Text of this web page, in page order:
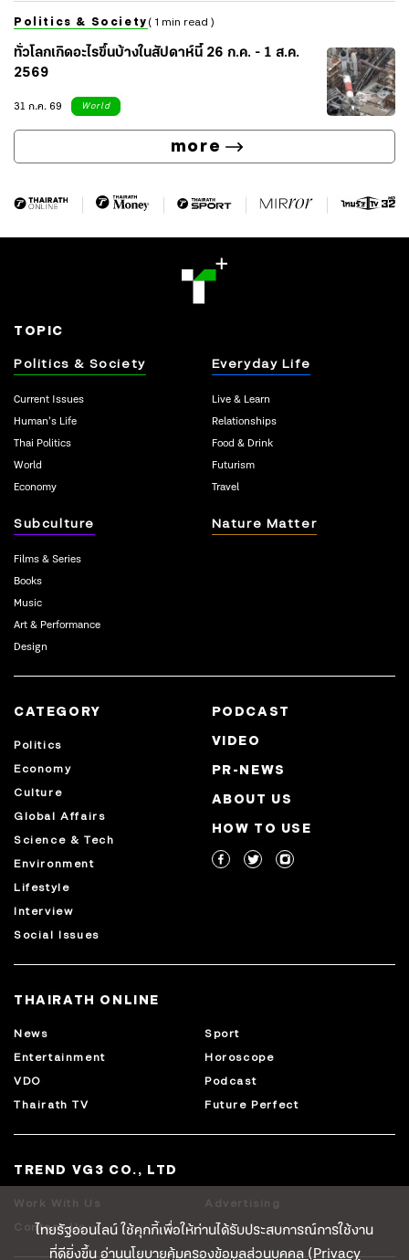
Politics & Society ( 1 min read )
ทั่วโลกเกิดอะไรขึ้นบ้างในสัปดาห์นี้ 26 ก.ค. - 1 ส.ค.
2569
31 ก.ค. 69
World
more
ไทยรัฐออนไลน์ ใช้คุกกี้เพื่อให้ท่านได้รับประสบการณ์การใช้งาน
ที่ดียิ่งขึ้นอ่านนโยบายคุ้มครองข้อมูลส่วนบุคคล (Privacy
TOPIC
Politics & Society
Current Issues
Human’s Life
Thai Politics
World
Economy
Everyday Life
Live & Learn
Relationships
Food & Drink
Futurism
Travel
Subculture
Films & Series
Books
Music
Art & Performance
Design
Nature Matter
CATEGORY
Politics
Economy
Culture
Global Affairs
Science & Tech
Environment
Lifestyle
Interview
Social Issues
PODCAST
VIDEO
PR-NEWS
ABOUT US
HOW TO USE
THAIRATH ONLINE
News
Sport
Entertainment
Horoscope
VDO
Podcast
Thairath TV
Future Perfect
TREND VG3 CO., LTD
Work With Us
Advertising
Contact Us